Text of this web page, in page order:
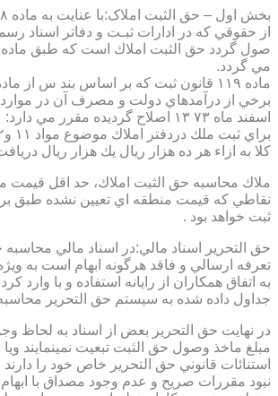
از حقوقي كه در ادارات ثبـت و دفاتر اسناد
مي گردد.
ماده ۱۱۹ قانون ثبت كه بر اساس بند س
اسفند ماه ۷۳ ۱۳ اصلاح گرديده مقرر مي دارد:
كلا به ازاء هر ده هزار ريال يك هزار ريال
ملاك محاسبه حق الثبت املاك، حد اقل قيمت
نقاطي كه قيمت منطقه اي تعيين نشده طبق
ثبت خواهد بود .
حق التحرير اسناد مالي:در اسناد مالي
تعرفه ارسالي و فاقد هرگونه ابهام است به
به اتفاق همكاران از رايانه استفاده و با وارد
جداول داده شده به سيستم حق التحرير
در نهايت حق التحرير بعض از اسناد به لحاظ
مبلغ ماخذ وصول حق الثبت تبعيت نمينمايند ويا
استنائات قانوني حق التحرير خاص خود را
نبود مقررات صريح و عدم وجود مصداق با